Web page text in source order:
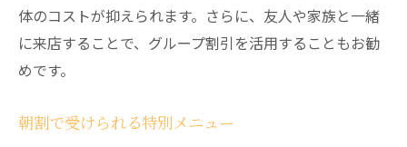
体のコストが抑えられます。さらに、友人や家族と一緒
に来店することで、グループ割引を活用することもお勧
めです。
朝割で受けられる特別メニュー